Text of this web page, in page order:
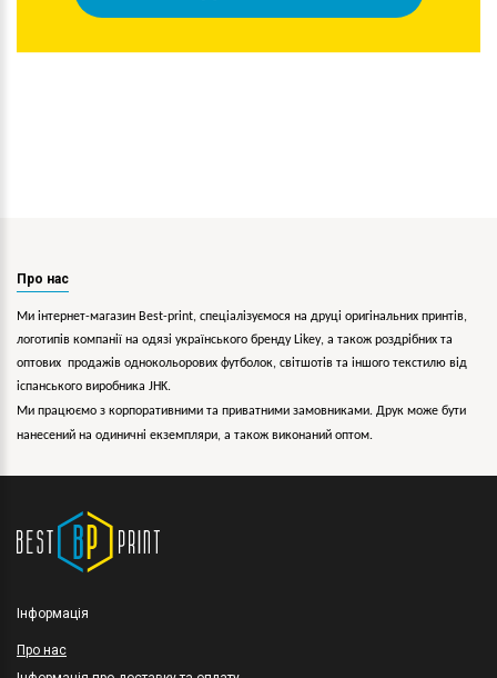
Про нас
Ми інтернет-магазин Best-print, спеціалізуємося на друці оригінальних принтів,
логотипів компанії на одязі українського бренду Likey, а також роздрібних та
оптових продажів однокольорових футболок, світшотів та іншого текстилю від
іспанського виробника JHK.
Ми працюємо з корпоративними та приватними замовниками. Друк може бути
нанесений на одиничні екземпляри, а також виконаний оптом.
Інформація
Про нас